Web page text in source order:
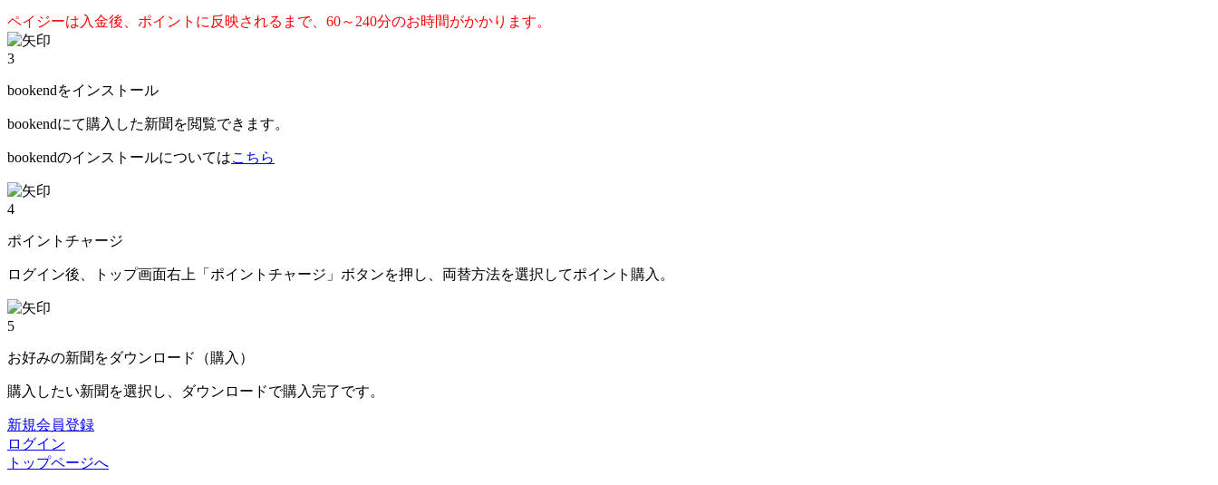
ペイジーは入金後、ポイントに反映されるまで、60～240分のお時間がかかります。
3
bookendをインストール
bookendにて購入した新聞を閲覧できます。
bookendのインストールについてはこちら
4
ポイントチャージ
ログイン後、トップ画面右上「ポイントチャージ」ボタンを押し、両替方法を選択してポイント購入。
5
お好みの新聞をダウンロード（購入）
購入したい新聞を選択し、ダウンロードで購入完了です。
新規会員登録
ログイン
トップページへ